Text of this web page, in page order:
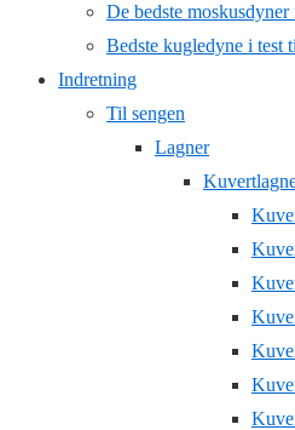
De bedste moskusdyner
Bedste kugledyne i test
Indretning
Til sengen
Lagner